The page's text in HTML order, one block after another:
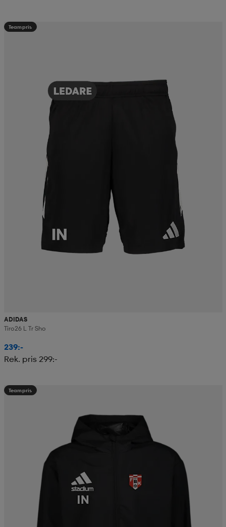
Teampris
ADIDAS
Tiro26 L Tr Sho
239:-
Rek. pris 299:-
Teampris